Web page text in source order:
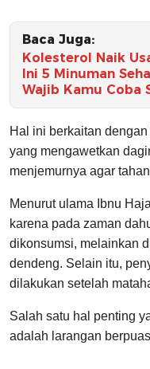
Baca Juga:
Kolesterol Naik
Ini 5 Minuman
Wajib Kamu Coba
Hal ini berkaitan
yang mengawetkan
menjemurnya agar
Menurut ulama Ibnu
karena pada zaman
dikonsumsi, melainkan
dendeng. Selain itu,
dilakukan setelah
Salah satu hal penting
adalah larangan